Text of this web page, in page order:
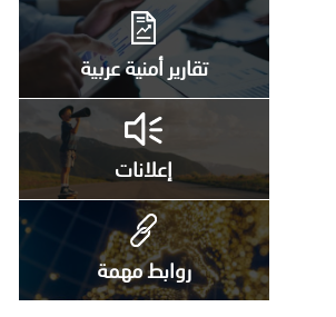
تقارير أمنية عربية
إعلانات
روابط مهمة